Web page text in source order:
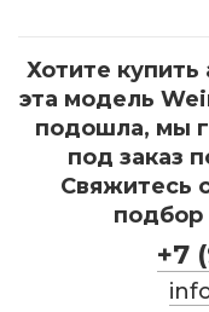
Хотите
эта модель
подошла, мы
под заказ
Свяжитесь
подбор
+7